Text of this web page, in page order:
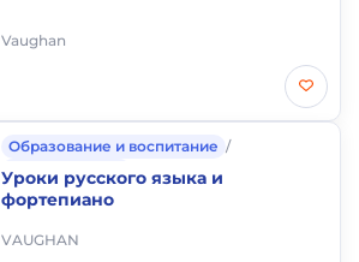
Vaughan
Образование и воспитание /
Частные уроки
Уроки русского языка и
фортепиано
VAUGHAN